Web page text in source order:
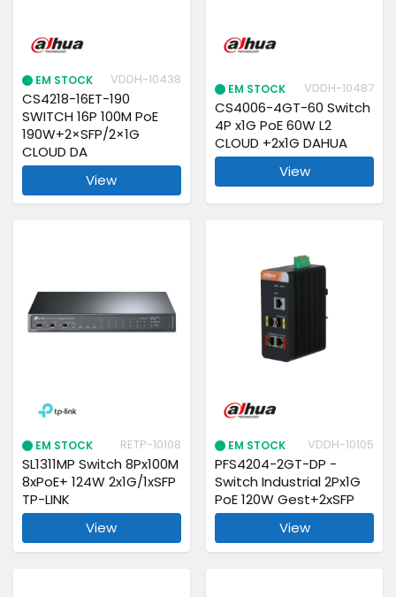
EM STOCK VDDH-10438
CS4218-16ET-190
SWITCH 16P 100M PoE
190W+2×SFP/2×1G
CLOUD DA
View
EM STOCK VDDH-10487
CS4006-4GT-60 Switch
4P x1G PoE 60W L2
CLOUD +2x1G DAHUA
View
EM STOCK RETP-10108
SL1311MP Switch 8Px100M
8xPoE+ 124W 2x1G/1xSFP
TP-LINK
View
EM STOCK VDDH-10105
PFS4204-2GT-DP -
Switch Industrial 2Px1G
PoE 120W Gest+2xSFP
View